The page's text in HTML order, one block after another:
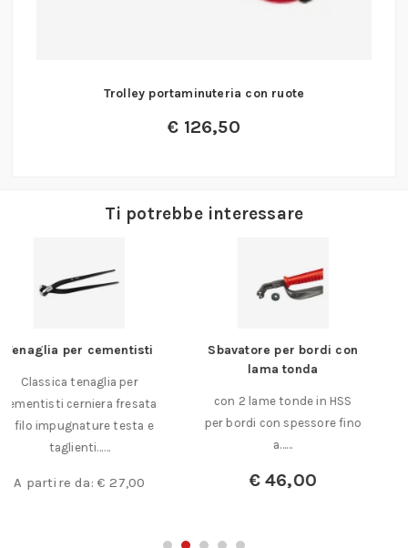
Trolley portaminuteria con ruote
€ 126,50
Ti potrebbe interessare
Sbavatore per bordi con
con 2 lame tonde in HSS
per bordi con spessore fino
a……
€46,00
5 Candelieri ad 1 foro
lunghezza mm. 11 diametro
foro mm. 0,45……